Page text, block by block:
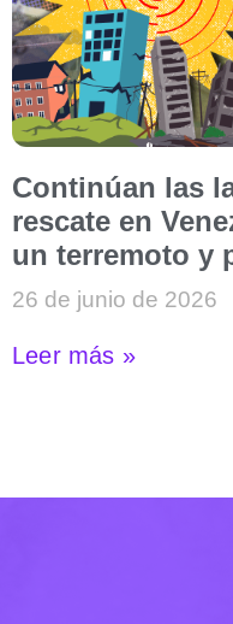
Continúan las
rescate en
un terremoto y
26 de junio de 2026
Leer más »